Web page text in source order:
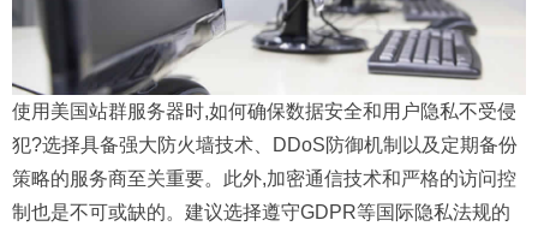
使用美国站群服务器时,如何确保数据安全和用户隐私不受侵
犯?选择具备强大防火墙技术、DDoS防御机制以及定期备份
策略的服务商至关重要。此外,加密通信技术和严格的访问控
制也是不可或缺的。建议选择遵守GDPR等国际隐私法规的